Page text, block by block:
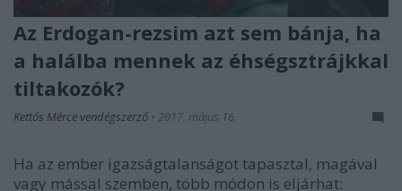
Az Erdogan-rezsim azt sem bánja, ha
a halálba mennek az éhségsztrájkkal
tiltakozók?
Kettős Mérce vendégszerző • 2017. május 16.
Ha az ember igazságtalanságot tapasztal, magával
vagy mással szemben, több módon is eljárhat: